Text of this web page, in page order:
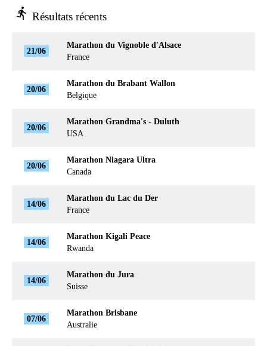
directions_run Résultats récents
21/06
Marathon du Vignoble d'Alsace
France
20/06
Marathon du Brabant Wallon
Belgique
20/06
Marathon Grandma's - Duluth
USA
20/06
Marathon Niagara Ultra
Canada
14/06
Marathon du Lac du Der
France
14/06
Marathon Kigali Peace
Rwanda
14/06
Marathon du Jura
Suisse
07/06
Marathon Brisbane
Australie